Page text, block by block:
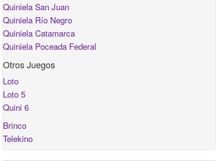
Quiniela San Juan
Quiniela Río Negro
Quiniela Catamarca
Quiniela Poceada Federal
Otros Juegos
Loto
Loto 5
Quini 6
Brinco
Telekino